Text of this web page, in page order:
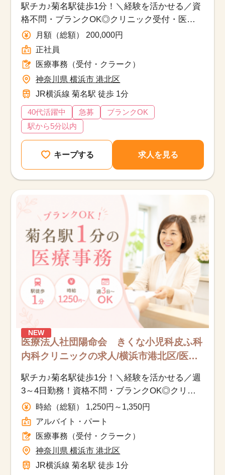
駅チカ♪菊名駅徒歩1分！＼経験を活かせる／資
格不問・ブランクOK◎クリニック受付・医療
事務月額（総額） 200,000円
正社員
医療事務（受付・クラーク）
神奈川県 横浜市 港北区
JR横浜線 菊名駅 徒歩 1分
40代活躍中 急募
ブランクOK
駅から5分以内
キープする 求人を見る
NEW
医療法人社団陽命会 きくな小児科皮ふ科
内科クリニックの求人/横浜市港北区/医療
パート
駅チカ♪菊名駅徒歩1分！＼経験を活かせる／週
3～4日勤務！資格不問・ブランクOK◎クリ
ニック受付・医療事務
時給（総額） 1,250円～1,350円
アルバイト・パート
医療事務（受付・クラーク）
神奈川県 横浜市 港北区
JR横浜線 菊名駅 徒歩 1分